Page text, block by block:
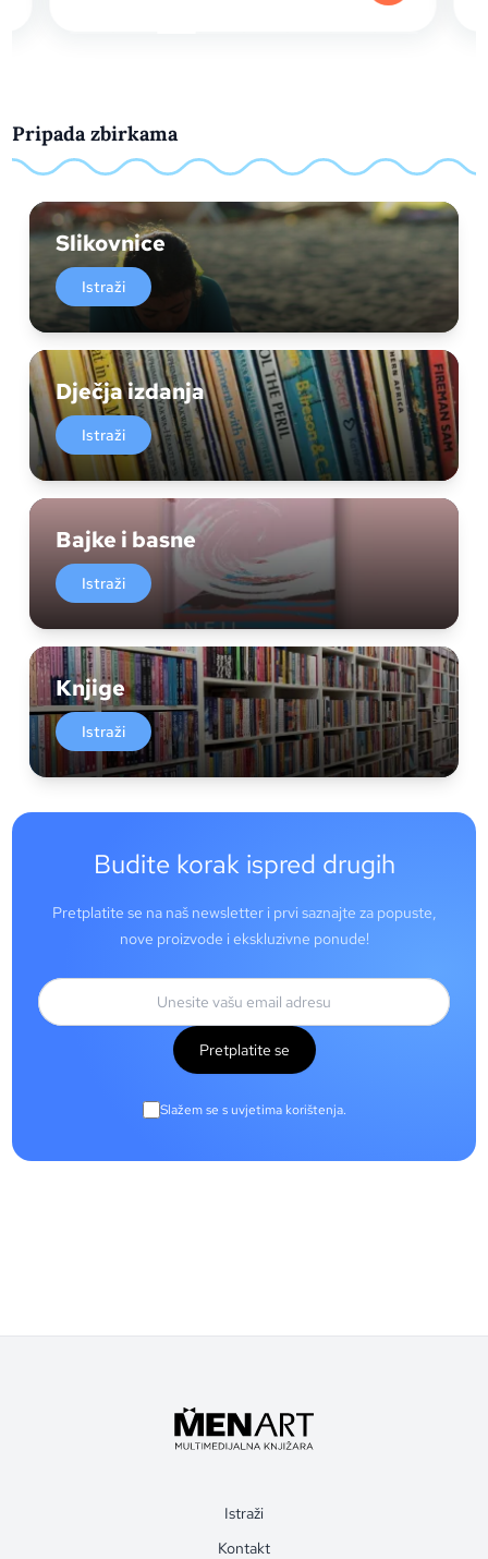
Pripada zbirkama
Slikovnice
Istraži
Dječja izdanja
Istraži
Bajke i basne
Istraži
Knjige
Istraži
Budite korak ispred drugih
Pretplatite se na naš newsletter i prvi saznajte za popuste,
nove proizvode i ekskluzivne ponude!
Pretplatite se
Slažem se s uvjetima korištenja.
Istraži
Kontakt